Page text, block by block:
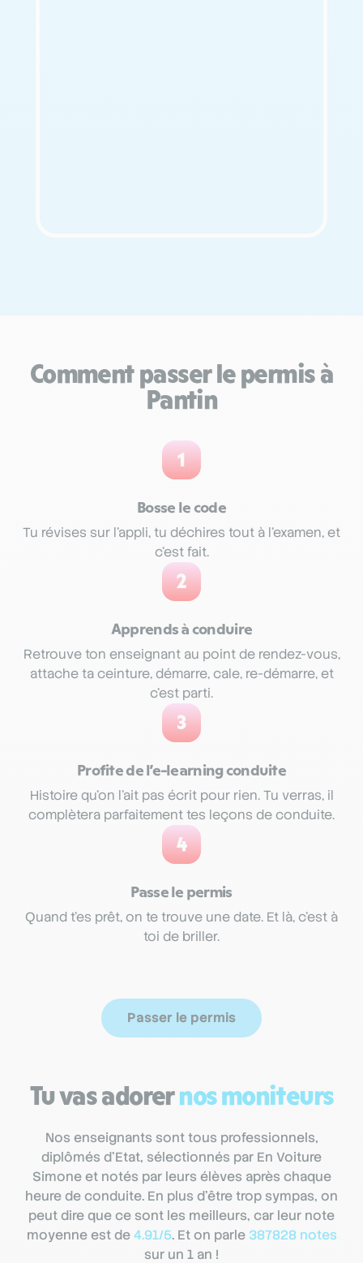
Comment passer le permis à
Pantin
1
Bosse le code
Tu révises sur l’appli, tu déchires tout à l’examen, et
c’est fait.
2
Apprends à conduire
Retrouve ton enseignant au point de rendez-vous,
attache ta ceinture, démarre, cale, re-démarre, et
c’est parti.
3
Profite de l’e-learning conduite
Histoire qu’on l’ait pas écrit pour rien. Tu verras, il
complètera parfaitement tes leçons de conduite.
4
Passe le permis
Quand t’es prêt, on te trouve une date. Et là, c’est à
toi de briller.
Passer le permis
Tu vas adorernos moniteurs
Nos enseignants sont tous professionnels,
diplômés d’Etat, sélectionnés par En Voiture
Simone et notés par leurs élèves après chaque
heure de conduite. En plus d’être trop sympas, on
peut dire que ce sont les meilleurs, car leur note
moyenne est de4.91/5. Et on parle 387828 notes
sur un 1 an !